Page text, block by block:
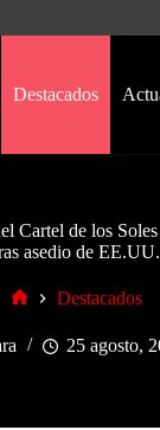
Destacados
Cartel de los
asedio de EE.UU.
Destacados
25 agosto,